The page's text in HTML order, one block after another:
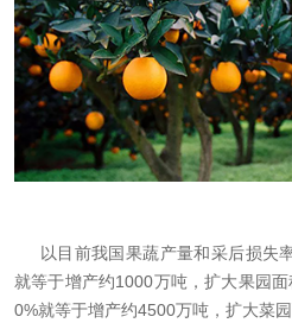
以目前我国果蔬产量和采后损失
就等于增产约1000万吨，扩大果园
0%就等于增产约4500万吨，扩大菜